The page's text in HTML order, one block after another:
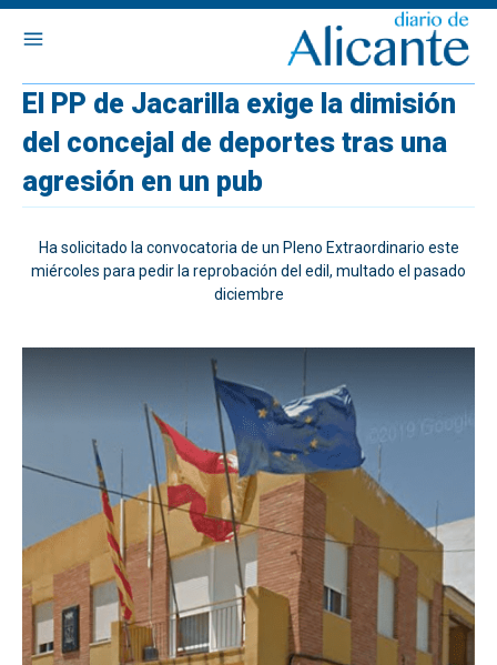
El PP de Jacarilla exige la dimisión
del concejal de deportes tras una
agresión en un pub
Ha solicitado la convocatoria de un Pleno Extraordinario este
miércoles para pedir la reprobación del edil, multado el pasado
diciembre